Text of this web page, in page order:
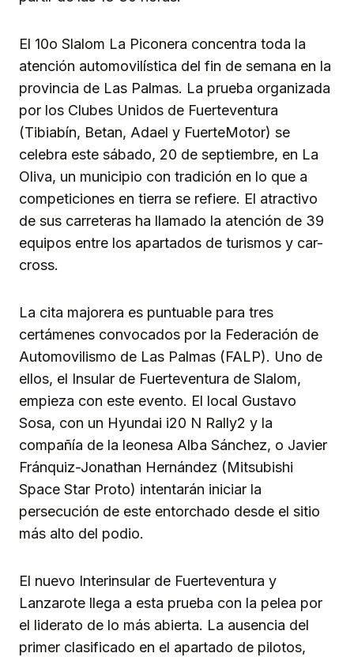
El 10o Slalom La Piconera concentra toda la
atención automovilística del fin de semana en la
provincia de Las Palmas. La prueba organizada
por los Clubes Unidos de Fuerteventura
(Tibiabín, Betan, Adael y FuerteMotor) se
celebra este sábado, 20 de septiembre, en La
Oliva, un municipio con tradición en lo que a
competiciones en tierra se refiere. El atractivo
de sus carreteras ha llamado la atención de 39
equipos entre los apartados de turismos y car-
cross.
La cita majorera es puntuable para tres
certámenes convocados por la Federación de
Automovilismo de Las Palmas (FALP). Uno de
ellos, el Insular de Fuerteventura de Slalom,
empieza con este evento. El local Gustavo
Sosa, con un Hyundai i20 N Rally2 y la
compañía de la leonesa Alba Sánchez, o Javier
Fránquiz-Jonathan Hernández (Mitsubishi
Space Star Proto) intentarán iniciar la
persecución de este entorchado desde el sitio
más alto del podio.
El nuevo Interinsular de Fuerteventura y
Lanzarote llega a esta prueba con la pelea por
el liderato de lo más abierta. La ausencia del
primer clasificado en el apartado de pilotos,